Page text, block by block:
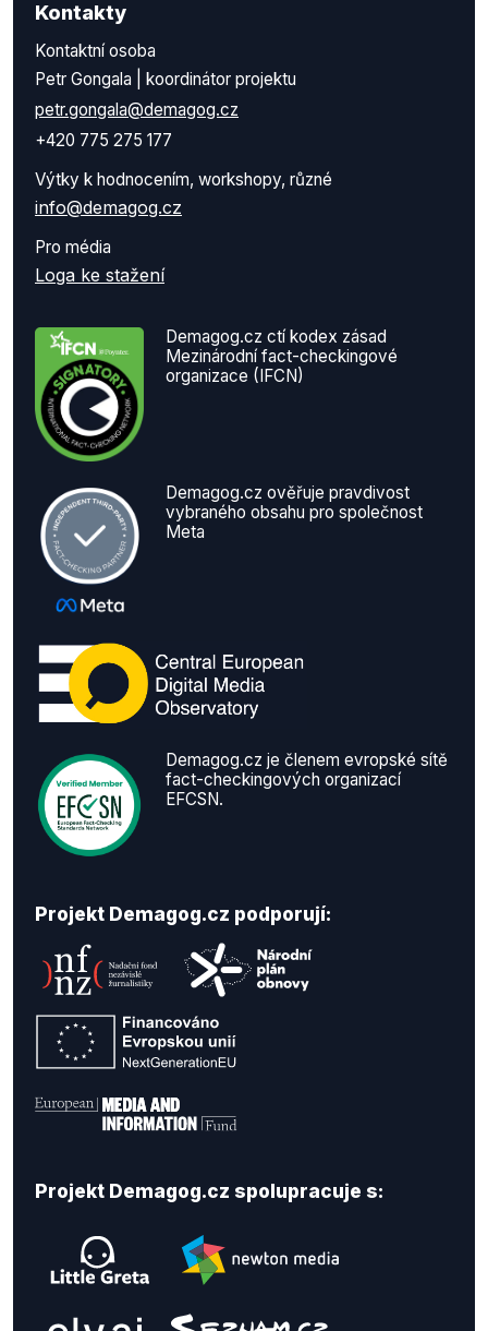
Kontakty
Kontaktní osoba
Petr Gongala | koordinátor projektu
petr.gongala@demagog.cz
+420 775 275 177
Výtky k hodnocením, workshopy, různé
info@demagog.cz
Pro média
Loga ke stažení
Demagog.cz ctí kodex zásad
Mezinárodní fact-checkingové
organizace (IFCN)
Demagog.cz ověřuje pravdivost
vybraného obsahu pro společnost
Meta
Demagog.cz je členem evropské sítě
fact-checkingových organizací
EFCSN.
Projekt Demagog.cz podporují:
Projekt Demagog.cz spolupracuje s: